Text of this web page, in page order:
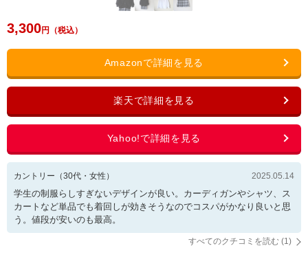
3,300
カントリー （30代・ 女性 ） 2025.05.14
学生の制服らしすぎないデザインが良い。カーディガンやシャツ、ス
カートなど単品でも着回しが効きそうなのでコスパがかなり良いと思
う。値段が安いのも最高。
すべてのクチコミを読む (1)